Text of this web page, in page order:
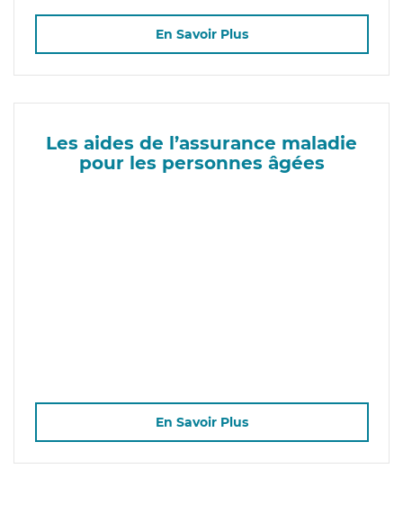
En Savoir Plus
Les aides de l’assurance maladie
pour les personnes âgées
En Savoir Plus